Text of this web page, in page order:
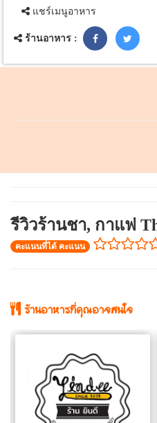
แชร์เมนูอาหาร
ร้านอาหาร :
รีวิวร้านชา, กาแฟ
คะแนนที่ได้ คะแนน
ร้านอาหารที่คุณอาจสนใจ